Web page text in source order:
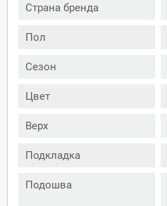
Страна бренда
Пол
Сезон
Цвет
Верх
Подкладка
Подошва